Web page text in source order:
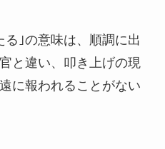
る｣の意味は、順調に出
と違い、叩き上げの現
に報われることがない